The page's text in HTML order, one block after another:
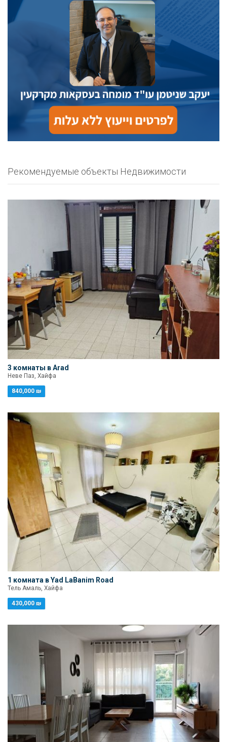
Рекомендуемые объекты Недвижимости
3 комнаты в Arad
Неве Паз, Хайфа
840,000 ₪
1 комната в Yad LaBanim Road
Тель Амаль, Хайфа
430,000 ₪